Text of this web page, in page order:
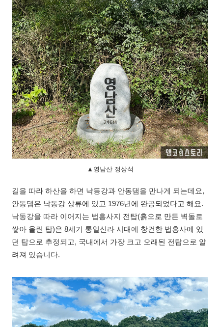
▲영남산 정상석
길을 따라 하산을 하면 낙동강과 안동댐을 만나게 되는데요,
안동댐은 낙동강 상류에 있고 1976년에 완공되었다고 해요.
낙동강을 따라 이어지는 법흥사지 전탑(흙으로 만든 벽돌로
쌓아 올린 탑)은 8세기 통일신라 시대에 창건한 법흥사에 있
던 탑으로 추정되고, 국내에서 가장 크고 오래된 전탑으로 알
려져 있습니다.